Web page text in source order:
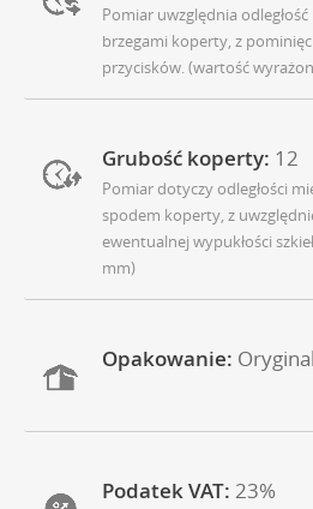
Pomiar uwzględnia
brzegami koperty, z
przycisków. (wartość
Grubość koperty: 12
Pomiar dotyczy odległości
spodem koperty, z
ewentualnej wypukłości
mm)
Opakowanie:
Podatek VAT: 23%